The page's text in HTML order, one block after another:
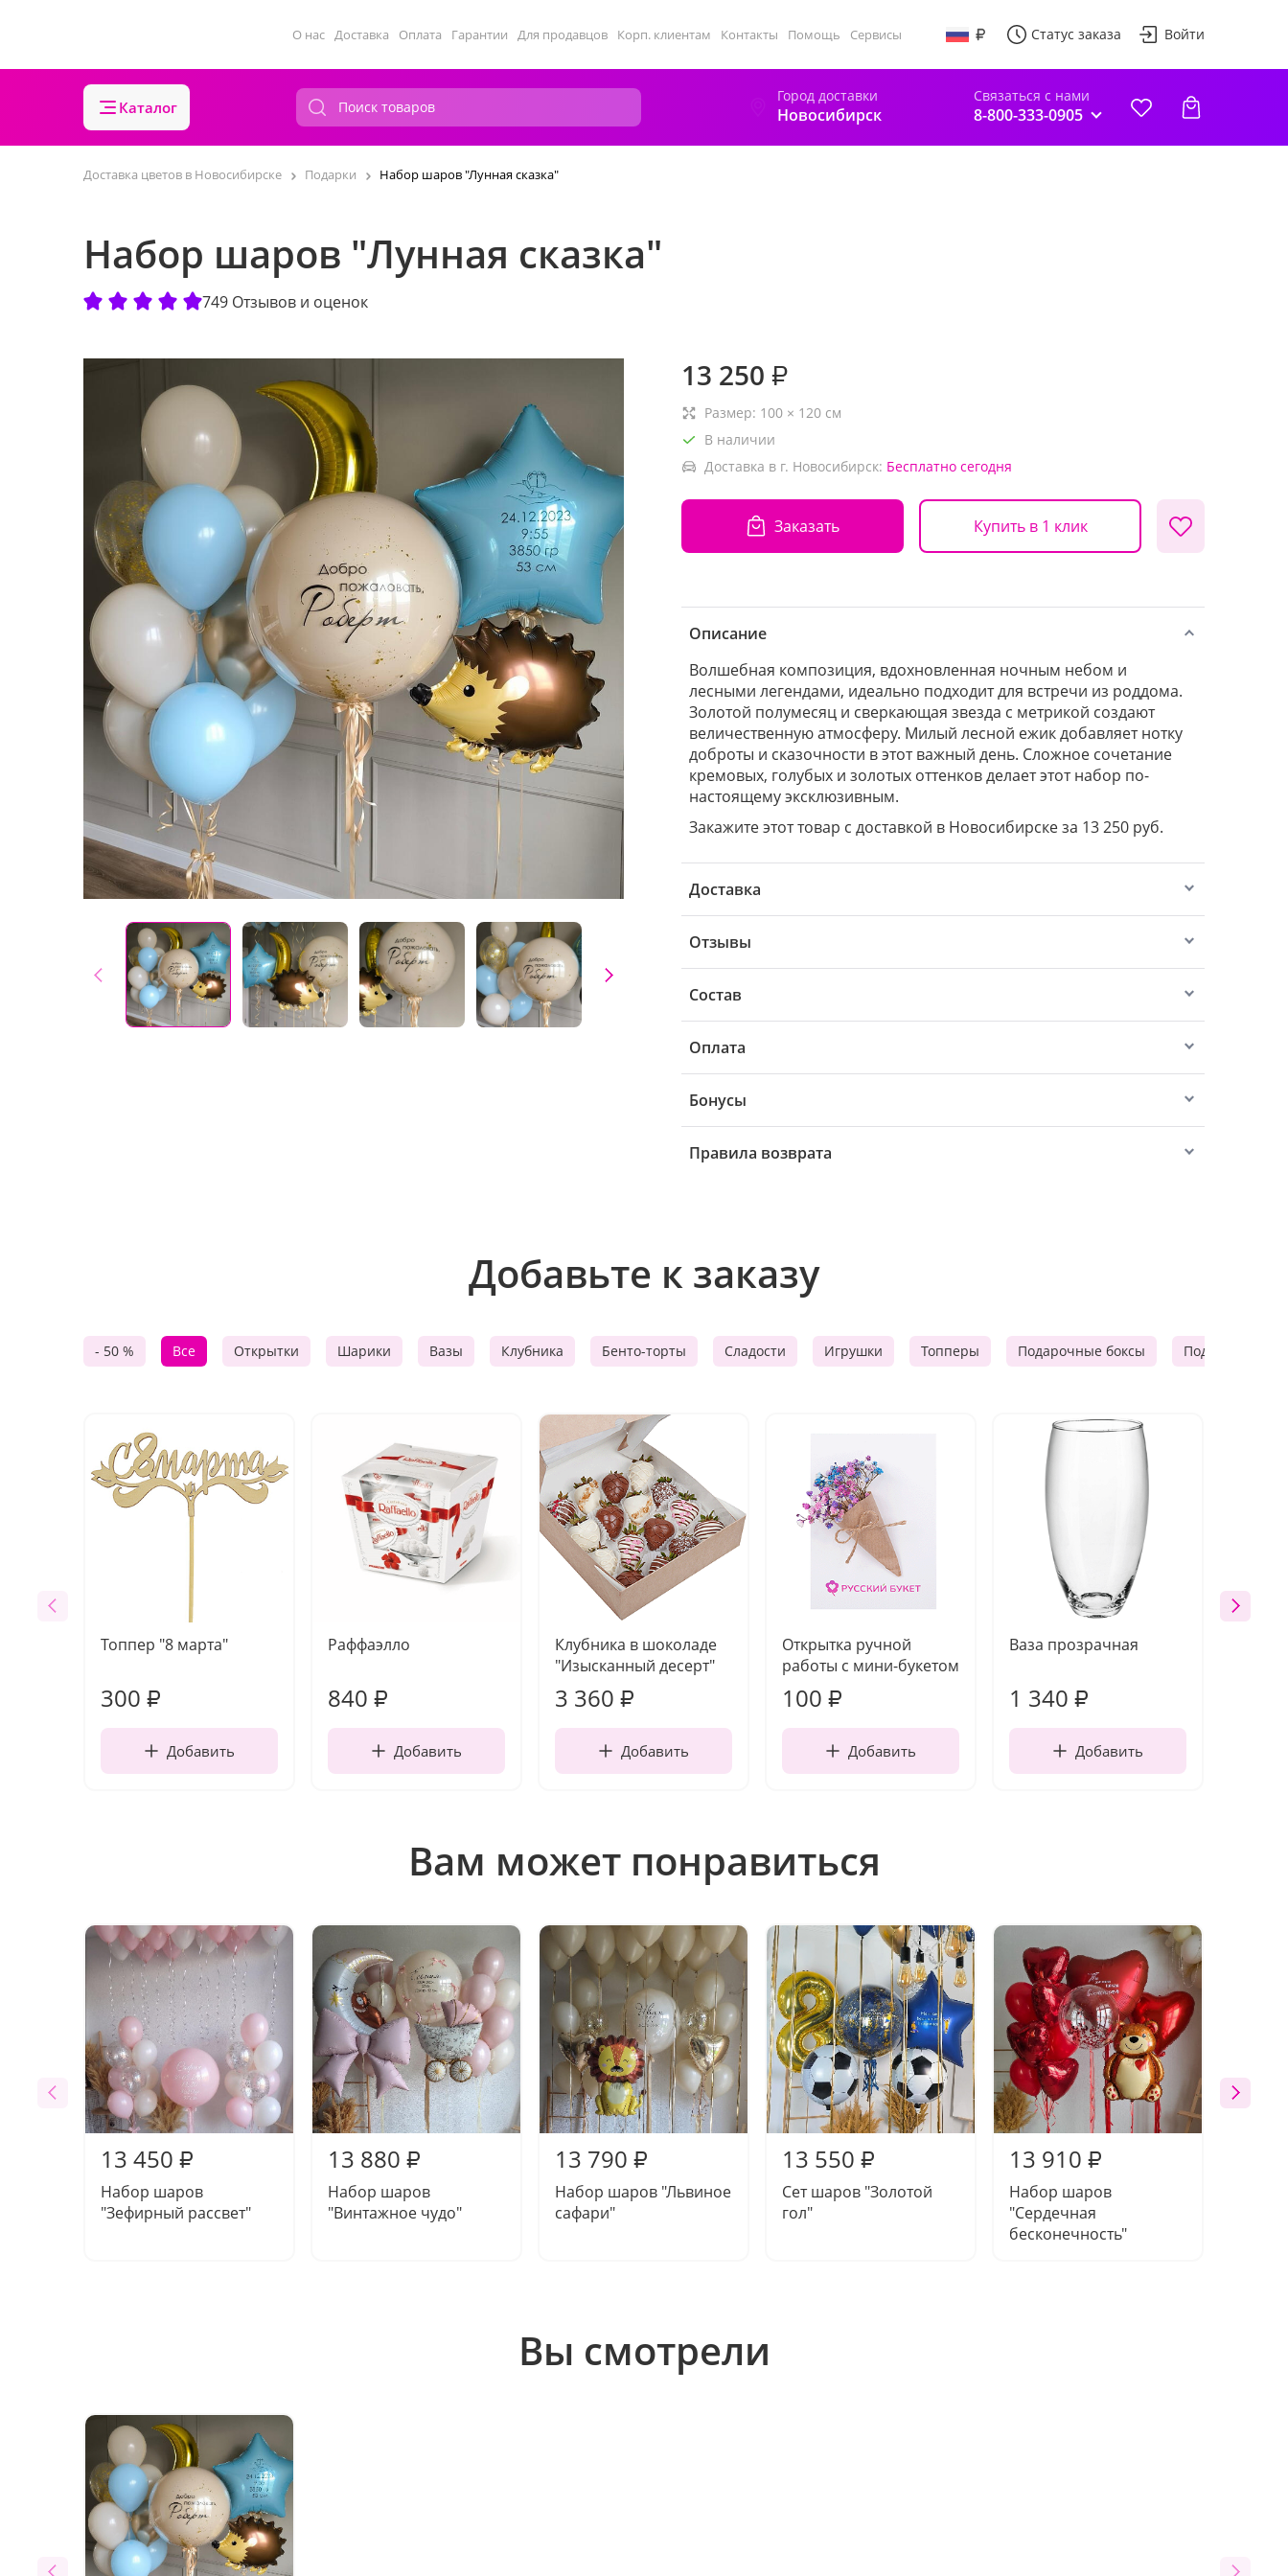
О нас Доставка Оплата Гарантии Для продавцов Корп. клиентам Контакты Помощь Сервисы Статус заказа Войти
Каталог
Город доставки
Новосибирск
Связаться с нами
8-800-333-0905
Доставка цветов в Новосибирске Подарки Набор шаров "Лунная сказка"
Набор шаров "Лунная сказка"
749 Отзывов и оценок
13 250 ₽
Размер: 100 × 120 см
В наличии
Доставка в г. Новосибирск: Бесплатно сегодня
Заказать Купить в 1 клик
Описание
Волшебная композиция, вдохновленная ночным небом и
лесными легендами, идеально подходит для встречи из роддома.
Золотой полумесяц и сверкающая звезда с метрикой создают
величественную атмосферу. Милый лесной ежик добавляет нотку
доброты и сказочности в этот важный день. Сложное сочетание
кремовых, голубых и золотых оттенков делает этот набор по-
настоящему эксклюзивным.
Закажите этот товар с доставкой в Новосибирске за 13 250 руб.
Доставка
Отзывы
Состав
Оплата
Бонусы
Правила возврата
Добавьте к заказу
- 50 % Все Открытки Шарики Вазы Клубника Бенто-торты Сладости Игрушки Топперы Подарочные боксы Подарочные
Топпер "8 марта"
300 ₽
Добавить
Раффаэлло
840 ₽
Добавить
Клубника в шоколаде
"Изысканный десерт"
3 360 ₽
Добавить
Открытка ручной
работы с мини-букетом
100 ₽
Добавить
Ваза прозрачная
1 340 ₽
Добавить
Вам может понравиться
13 450 ₽
Набор шаров
"Зефирный рассвет"
13 880 ₽
Набор шаров
"Винтажное чудо"
13 790 ₽
Набор шаров "Львиное
сафари"
13 550 ₽
Сет шаров "Золотой
гол"
13 910 ₽
Набор шаров
"Сердечная
бесконечность"
Вы смотрели